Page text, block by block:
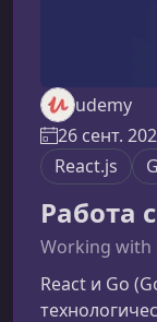
udemy
26 сент.
React.js
Работа
Working with
React и Go